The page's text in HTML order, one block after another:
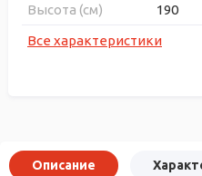
Высота (см)
190
Все характеристики
Описание